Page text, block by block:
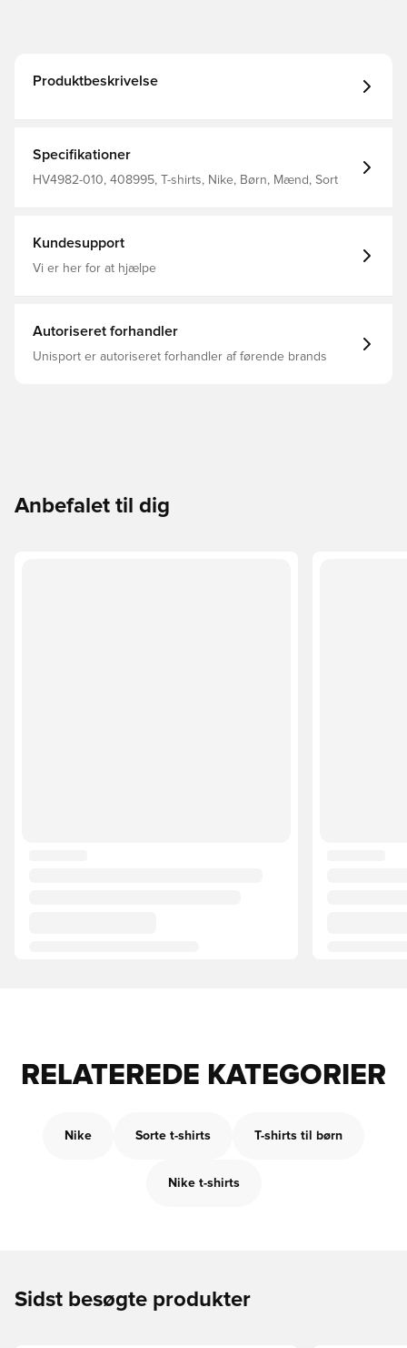
Produktbeskrivelse
Specifikationer
HV4982-010, 408995, T-shirts, Nike, Børn, Mænd, Sort
Kundesupport
Vi er her for at hjælpe
Autoriseret forhandler
Unisport er autoriseret forhandler af førende brands
Anbefalet til dig
RELATEREDE KATEGORIER
Nike Sorte t-shirts T-shirts til børn
Nike t-shirts
Sidst besøgte produkter